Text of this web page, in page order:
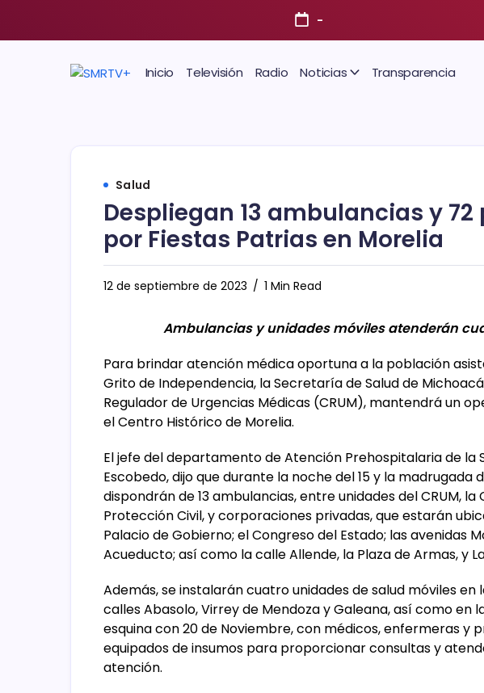
-
Inicio Televisión Radio Noticias Transparencia
Salud
Despliegan 13 ambulancias y
por Fiestas Patrias en Morelia
12 de septiembre de 2023 1 Min Read
Ambulancias y unidades móviles atenderán
Para brindar atención médica oportuna a la población
Grito de Independencia, la Secretaría de Salud de
Regulador de Urgencias Médicas (CRUM), mantendrá un
el Centro Histórico de Morelia.
El jefe del departamento de Atención Prehospitalaria de la
Escobedo, dijo que durante la noche del 15 y la madrugada
dispondrán de 13 ambulancias, entre unidades del CRUM,
Protección Civil, y corporaciones privadas, que estarán
Palacio de Gobierno; el Congreso del Estado; las avenidas
Acueducto; así como la calle Allende, la Plaza de Armas, y
Además, se instalarán cuatro unidades de salud móviles en
calles Abasolo, Virrey de Mendoza y Galeana, así como en
esquina con 20 de Noviembre, con médicos, enfermeras y
equipados de insumos para proporcionar consultas y
atención.